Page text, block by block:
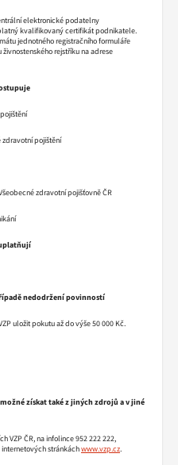
elektronické podatelny
kvalifikovaný certifikát podnikatele.
jednotného registračního formuláře
rejstříku na adrese
zdravotní pojištění
zdravotní pojišťovně ČR
nedodržení povinností
uložit pokutu až do výše 50 000 Kč.
získat také z jiných zdrojů a v jiné
VZP ČR, na infolince 952 222 222,
internetových stránkáchwww.vzp.cz.